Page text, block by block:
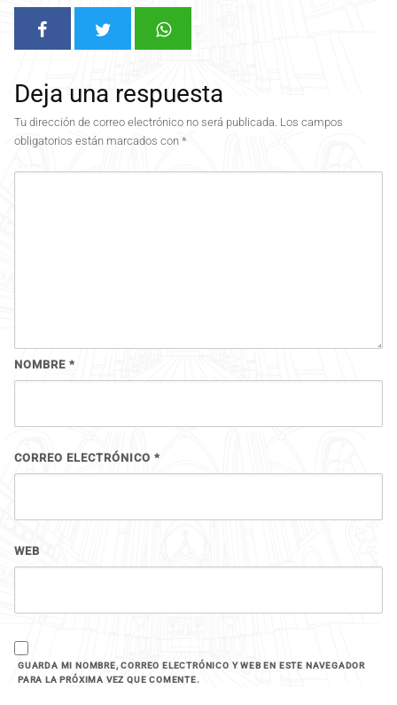
Deja una respuesta
Tu dirección de correo electrónico no será publicada. Los campos
obligatorios están marcados con *
NOMBRE *
CORREO ELECTRÓNICO *
WEB
GUARDA MI NOMBRE, CORREO ELECTRÓNICO Y WEB EN ESTE NAVEGADOR
PARA LA PRÓXIMA VEZ QUE COMENTE.